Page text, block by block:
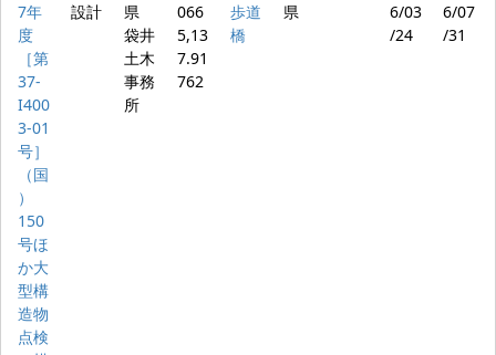
7年
度
［第
37-
I400
3-01
号］
（国
）
150
号ほ
か大
型構
造物
点検
設計
県
袋井
土木
事務
所
066
5,13
7.91
762
歩道
橋
県
6/03
/24
6/07
/31